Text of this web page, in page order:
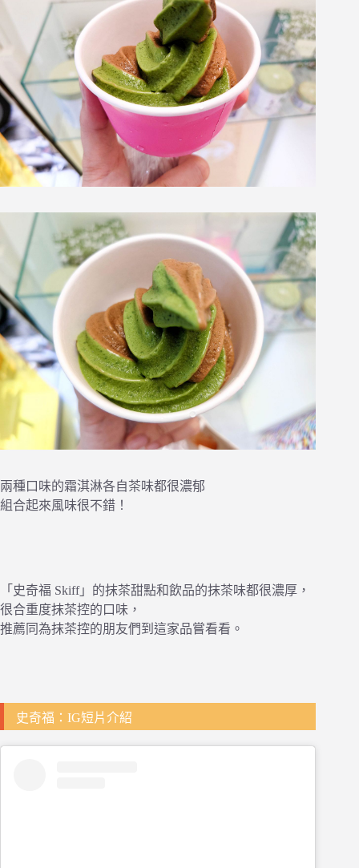
兩種口味的霜淇淋各自茶味都很濃郁
組合起來風味很不錯！
「史奇福 Skiff」的抹茶甜點和飲品的抹茶味都很濃厚，
很合重度抹茶控的口味，
推薦同為抹茶控的朋友們到這家品嘗看看。
史奇福：IG短片介紹